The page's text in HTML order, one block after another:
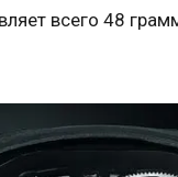
всего 48